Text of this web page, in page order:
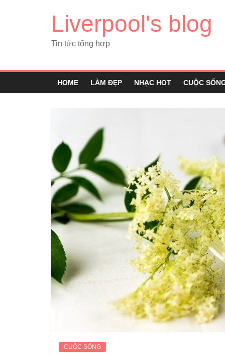
Liverpool's blog
Tin tức tổng hợp
HOME LÀM ĐẸP NHẠC HOT CUỘC
CUỘC SỐNG